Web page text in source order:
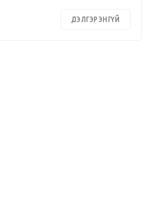
ДЭЛГЭРЭНГҮЙ